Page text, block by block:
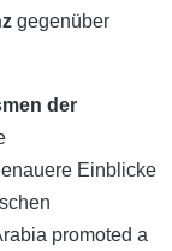
gegenüber
der
Einblicke
promoted a